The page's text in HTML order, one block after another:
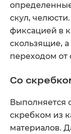
скул,
фиксацией в
скользящие,
переходом от
Со
Выполняется
скребком из
материалов.